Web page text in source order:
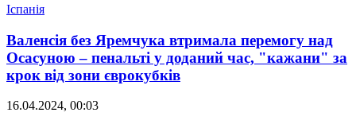
Іспанія
Валенсія без Яремчука втримала перемогу над
Осасуною – пенальті у доданий час, "кажани" за
крок від зони єврокубків
16.04.2024, 00:03